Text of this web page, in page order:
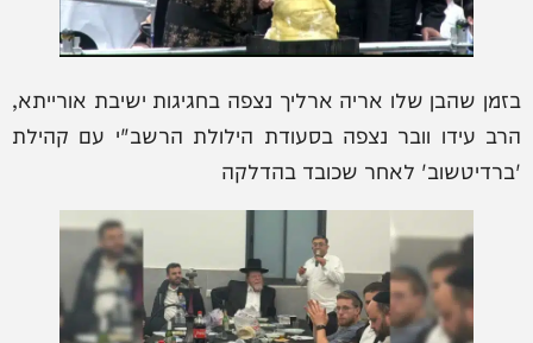
בזמן שהבן שלו אריה ארליך נצפה בחגיגות ישיבת אורייתא,
הרב עידו וובר נצפה בסעודת הילולת הרשב"י עם קהילת
'ברדיטשוב' לאחר שכובד בהדלקה